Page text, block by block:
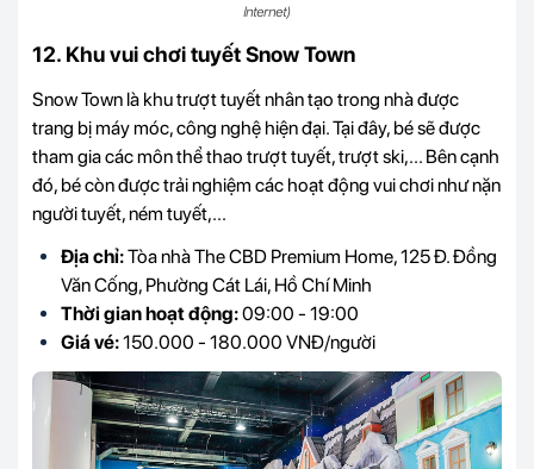
Internet)
12. Khu vui chơi tuyết Snow Town
Snow Town là khu trượt tuyết nhân tạo trong nhà được
trang bị máy móc, công nghệ hiện đại. Tại đây, bé sẽ được
tham gia các môn thể thao trượt tuyết, trượt ski,... Bên cạnh
đó, bé còn được trải nghiệm các hoạt động vui chơi như nặn
người tuyết, ném tuyết,...
Địa chỉ:Tòa nhà The CBD Premium Home, 125 Đ. Đồng
Văn Cống, Phường Cát Lái, Hồ Chí Minh
Thời gian hoạt động:09:00 - 19:00
Giá vé:150.000 - 180.000 VNĐ/người